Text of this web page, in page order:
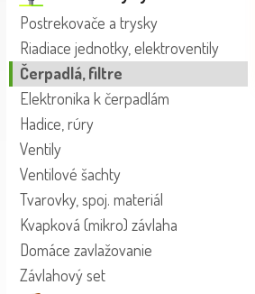
Postrekovače a trysky
Riadiace jednotky, elektroventily
Čerpadlá, filtre
Elektronika k čerpadlám
Hadice, rúry
Ventily
Ventilové šachty
Tvarovky, spoj. materiál
Kvapková (mikro) závlaha
Domáce zavlažovanie
Závlahový set